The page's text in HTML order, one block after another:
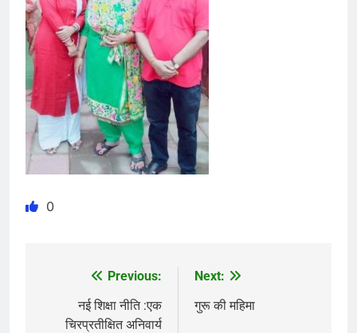
0
navigation
Previous:
नई शिक्षा नीति :एक
चिरप्रतीक्षित अनिवार्य
Next:
गुरू की महिमा